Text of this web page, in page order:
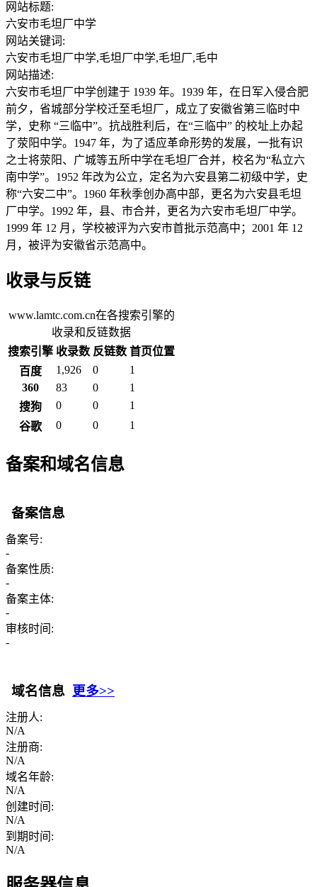
网站标题:
六安市毛坦厂中学
网站关键词:
六安市毛坦厂中学,毛坦厂中学,毛坦厂,毛中
网站描述:
六安市毛坦厂中学创建于 1939 年。1939 年，在日军入侵合肥
前夕，省城部分学校迁至毛坦厂，成立了安徽省第三临时中
学，史称 “三临中”。抗战胜利后，在“三临中” 的校址上办起
了荥阳中学。1947 年，为了适应革命形势的发展，一批有识
之士将荥阳、广城等五所中学在毛坦厂合并，校名为“私立六
南中学”。1952 年改为公立，定名为六安县第二初级中学，史
称“六安二中”。1960 年秋季创办高中部，更名为六安县毛坦
厂中学。1992 年，县、市合并，更名为六安市毛坦厂中学。
1999 年 12 月，学校被评为六安市首批示范高中；2001 年 12
月，被评为安徽省示范高中。
收录与反链
www.lamtc.com.cn在各搜索引擎的
收录和反链数据
搜索引擎 收录数 反链数 首页位置
百度
1,926 0
1
360
83 0
1
搜狗
0 0
1
谷歌
0 0 1
备案和域名信息
备案信息
备案号:
-
备案性质:
-
备案主体:
-
审核时间:
-
域名信息 更多>>
注册人:
N/A
注册商:
N/A
域名年龄:
N/A
创建时间:
N/A
到期时间:
N/A